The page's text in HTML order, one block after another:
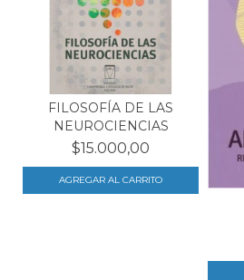
FILOSOFÍA DE LAS
NEUROCIENCIAS
$15.000,00